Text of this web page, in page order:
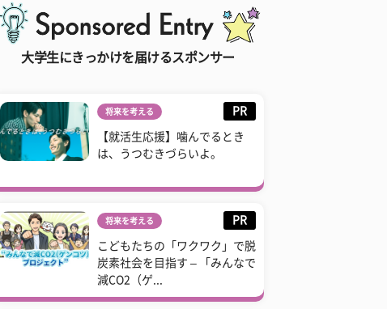
大学生にきっかけを届けるスポンサー
将来を考える PR
【就活生応援】噛んでるとき
は、うつむきづらいよ。
将来を考える PR
こどもたちの「ワクワク」で脱
炭素社会を目指す – 「みんなで
減CO2（ゲ...